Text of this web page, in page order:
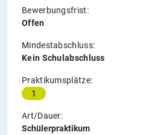
Bewerbungsfrist:
Offen
Mindestabschluss:
Kein Schulabschluss
Praktikumsplätze:
1
Art/Dauer:
Schülerpraktikum